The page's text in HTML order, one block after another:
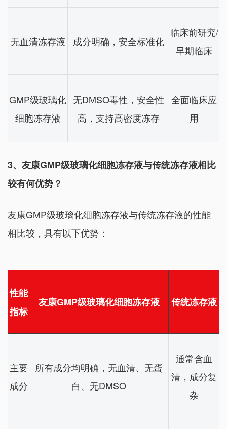
无血清冻存液 成分明确，安全标准化
临床前研究/
早期临床
GMP级玻璃化
细胞冻存液
无DMSO毒性，安全性
高，支持高密度冻存
全面临床应
用
3、友康GMP级玻璃化细胞冻存液与传统冻存液相比
较有何优势？
友康GMP级玻璃化细胞冻存液与传统冻存液的性能
相比较，具有以下优势：
性能
指标
友康GMP级玻璃化细胞冻存液 传统冻存液
主要
成分
所有成分均明确，无血清、无蛋
白、无DMSO
通常含血
清，成分复
杂